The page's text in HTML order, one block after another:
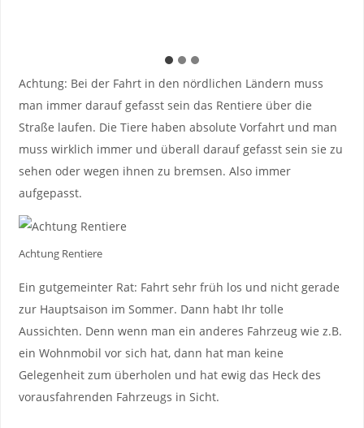
Achtung: Bei der Fahrt in den nördlichen Ländern muss
man immer darauf gefasst sein das Rentiere über die
Straße laufen. Die Tiere haben absolute Vorfahrt und man
muss wirklich immer und überall darauf gefasst sein sie zu
sehen oder wegen ihnen zu bremsen. Also immer
aufgepasst.
Achtung Rentiere
Ein gutgemeinter Rat: Fahrt sehr früh los und nicht gerade
zur Hauptsaison im Sommer. Dann habt Ihr tolle
Aussichten. Denn wenn man ein anderes Fahrzeug wie z.B.
ein Wohnmobil vor sich hat, dann hat man keine
Gelegenheit zum überholen und hat ewig das Heck des
vorausfahrenden Fahrzeugs in Sicht.